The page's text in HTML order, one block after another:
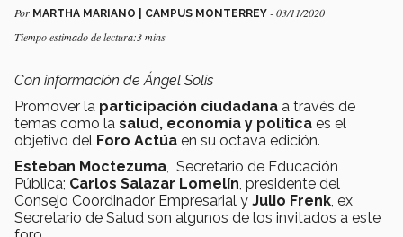
Por MARTHA MARIANO | CAMPUS MONTERREY - 03/11/2020
Tiempo estimado de lectura:3 mins
Con información de Ángel Solís
Promover la participación ciudadana a través de
temas como la salud, economía y política es el
objetivo del Foro Actúa en su octava edición.
Esteban Moctezuma , Secretario de Educación
Pública; Carlos Salazar Lomelín , presidente del
Consejo Coordinador Empresarial y Julio Frenk , ex
Secretario de Salud son algunos de los invitados a este